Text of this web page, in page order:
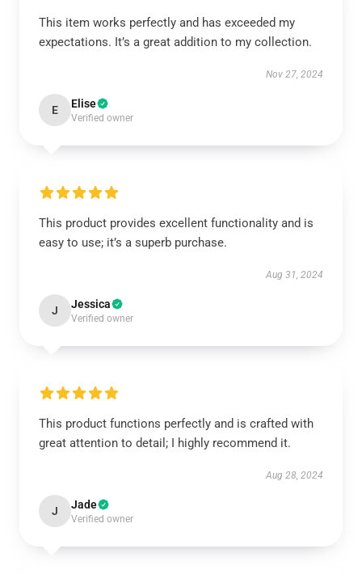
This item works perfectly and has exceeded my
expectations. It’s a great addition to my collection.
Nov 27, 2024
E Elise
Verified owner
This product provides excellent functionality and is
easy to use; it’s a superb purchase.
Aug 31, 2024
J Jessica
Verified owner
This product functions perfectly and is crafted with
great attention to detail; I highly recommend it.
Aug 28, 2024
J Jade
Verified owner